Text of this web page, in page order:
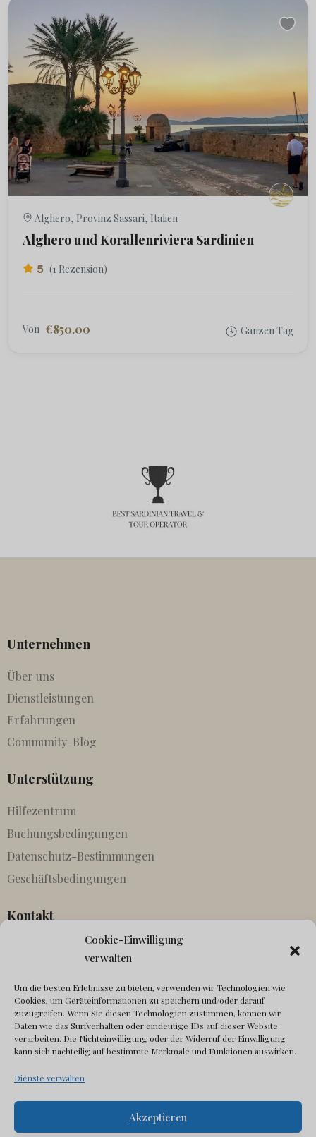
Cookie-Einwilligung
verwalten
Um die besten Erlebnisse zu bieten, verwenden wir Technologien wie
Cookies, um Geräteinformationen zu speichern und/oder darauf
zuzugreifen. Wenn Sie diesen Technologien zustimmen, können wir
Daten wie das Surfverhalten oder eindeutige IDs auf dieser Website
verarbeiten. Die Nichteinwilligung oder der Widerruf der Einwilligung
kann sich nachteilig auf bestimmte Merkmale und Funktionen auswirken.
Dienste verwalten
Akzeptieren
Alghero, Provinz Sassari, Italien
Alghero und Korallenriviera Sardinien
5 (1 Rezension)
Von €850.00 Ganzen Tag
Unternehmen
Über uns
Dienstleistungen
Erfahrungen
Community-Blog
Unterstützung
Hilfezentrum
Buchungsbedingungen
Datenschutz-Bestimmungen
Geschäftsbedingungen
Kontakt
Partnerschaften
In Kontakt kommen
Canonical fehlt
Sozial